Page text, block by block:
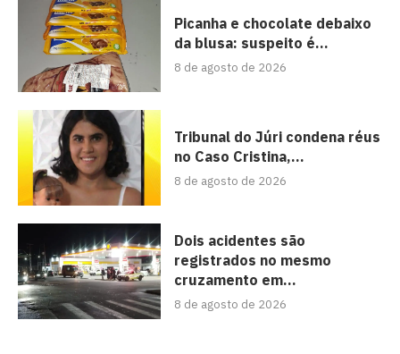
Picanha e chocolate debaixo
da blusa: suspeito é...
8 de agosto de 2026
Tribunal do Júri condena réus
no Caso Cristina,...
8 de agosto de 2026
Dois acidentes são
registrados no mesmo
cruzamento em...
8 de agosto de 2026